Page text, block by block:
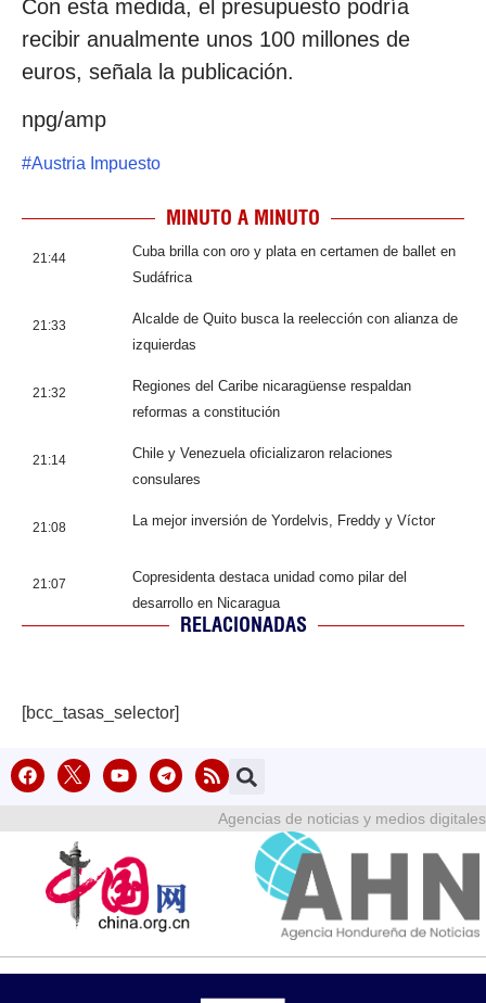
Con esta medida, el presupuesto podría
recibir anualmente unos 100 millones de
euros, señala la publicación.
npg/amp
#Austria Impuesto
MINUTO A MINUTO
21:44
Cuba brilla con oro y plata en certamen de ballet en
Sudáfrica
21:33
Alcalde de Quito busca la reelección con alianza de
izquierdas
21:32
Regiones del Caribe nicaragüense respaldan
reformas a constitución
21:14
Chile y Venezuela oficializaron relaciones
consulares
21:08 La mejor inversión de Yordelvis, Freddy y Víctor
21:07
Copresidenta destaca unidad como pilar del
desarrollo en Nicaragua
RELACIONADAS
[bcc_tasas_selector]
Agencias de noticias y medios digitales